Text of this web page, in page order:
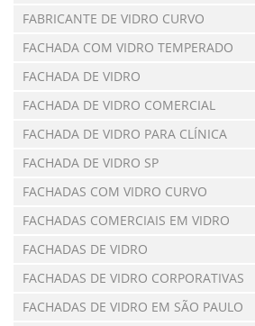
FABRICANTE DE VIDRO CURVO
FACHADA COM VIDRO TEMPERADO
FACHADA DE VIDRO
FACHADA DE VIDRO COMERCIAL
FACHADA DE VIDRO PARA CLÍNICA
FACHADA DE VIDRO SP
FACHADAS COM VIDRO CURVO
FACHADAS COMERCIAIS EM VIDRO
FACHADAS DE VIDRO
FACHADAS DE VIDRO CORPORATIVAS
FACHADAS DE VIDRO EM SÃO PAULO